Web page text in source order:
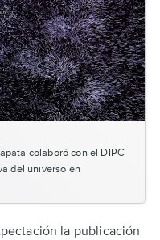
colaboró con el DIPC
del universo en
la publicación